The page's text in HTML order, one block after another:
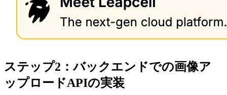
ステップ2：バックエンドでの画像ア
ップロードAPIの実装